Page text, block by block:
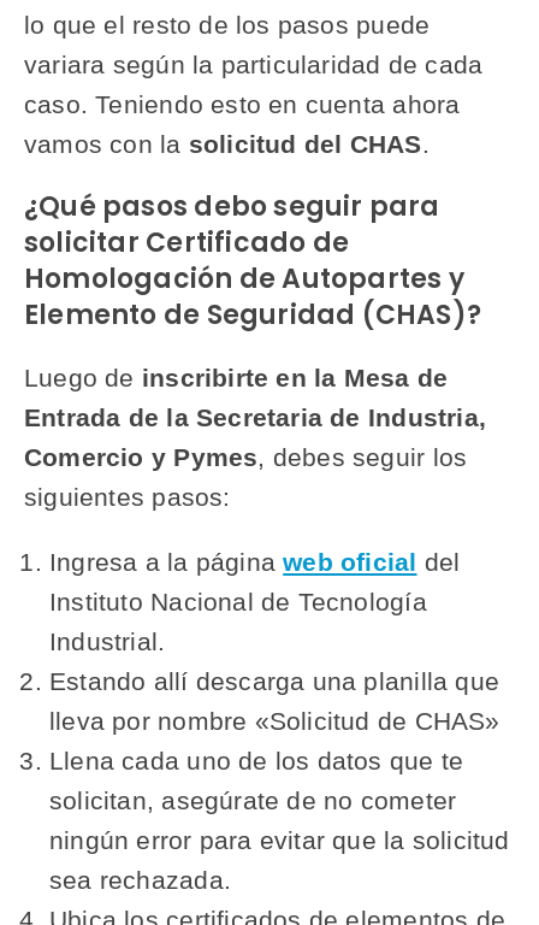
lo que el resto de los pasos puede
variara según la particularidad de cada
caso. Teniendo esto en cuenta ahora
vamos con la solicitud del CHAS.
¿Qué pasos debo seguir para
solicitar Certificado de
Homologación de Autopartes y
Elemento de Seguridad (CHAS)?
Luego de inscribirte en la Mesa de
Entrada de la Secretaria de Industria,
Comercio y Pymes, debes seguir los
siguientes pasos:
Ingresa a la páginaweb oficial del
Instituto Nacional de Tecnología
Industrial.
Estando allí descarga una planilla que
lleva por nombre «Solicitud de CHAS»
Llena cada uno de los datos que te
solicitan, asegúrate de no cometer
ningún error para evitar que la solicitud
sea rechazada.